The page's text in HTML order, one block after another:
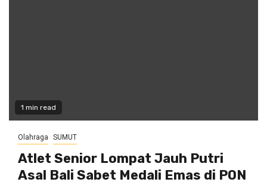
1 min read
Olahraga SUMUT
Atlet Senior Lompat Jauh Putri
Asal Bali Sabet Medali Emas di PON